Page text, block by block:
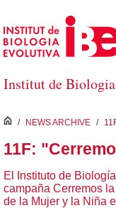
Saltar al contenido
Institut de
inici
/ NEWS ARCHIVE /
11F:
El Instituto de
campaña Cerremos
de la Mujer y la Niña